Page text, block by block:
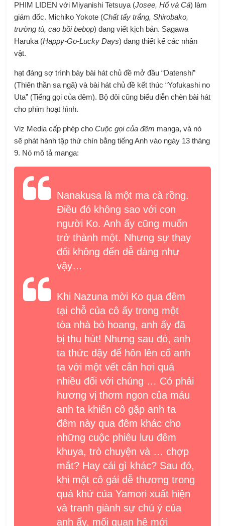
PHIM LIDEN với Miyanishi Tetsuya (Josee, Hổ và Cá) làm
giám đốc. Michiko Yokote (Chất tẩy trắng,Shirobako,
trường tù,cao bồi bebop) đang viết kịch bản. Sagawa
Haruka (Happy-Go-Lucky Days) đang thiết kế các nhân
vật.
hạt đáng sợ trình bày bài hát chủ đề mở đầu “Datenshi”
(Thiên thần sa ngã) và bài hát chủ đề kết thúc “Yofukashi no
Uta” (Tiếng gọi của đêm). Bộ đôi cũng biểu diễnchèn bài hát
cho phim hoạt hình.
Viz Media cấp phép choCuộc gọi của đêm manga, và nó
sẽ phát hành tập thứ chín bằng tiếng Anh vào ngày 13 tháng
9. Nó mô tả manga:
Nanakusa là một ma cà rồng.
Điều đó không sao với con
người Ko. Anh ấy cũng muốn
trở thành một. Nhưng sự thay
đổi không đến dễ dàng như
vậy…
Khi Nazuna mời Ko qua đêm
tại chỗ của cô ấy trong một
tòa nhà bỏ hoang, anh ấy đã
bị thu hút! Nhưng sau đó, anh
ta thức dậy để hôn lên cổ anh
ta với một vết cắn hơi quá
nhiều đối với chúng … Có phải
hương vị thơm ngon của máu
anh ta khiến cô gặp anh ta
đêm này qua đêm khác cho
những cuộc phiêu lưu đêm
khuya, trò chuyện và … chợp
mắt? Hay cái gì khác? Sau đó,
khi một cô gái dễ thương trong
quá khứ của Yamori xuất hiện
và tranh giành sự chú ý của
anh ấy, mối quan hệ mới